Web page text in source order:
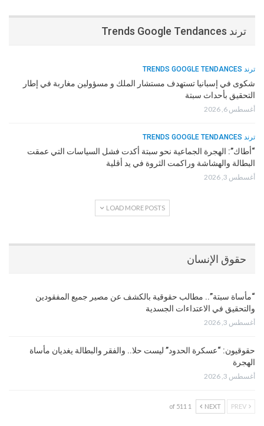
ترند Trends Google Tendances
ترند TRENDS GOOGLE TENDANCES
شكوى في إسبانيا تستهدف مستشار الملك و مسؤولين مغاربة في إطار
التحقيق بأحداث سبتة
أغسطس 6, 2026
ترند TRENDS GOOGLE TENDANCES
“أطاك”: الهجرة الجماعية نحو سبتة أكدت فشل السياسات التي عمقت
البطالة والهشاشة وراكمت الثروة في يد أقلية
أغسطس 3, 2026
LOAD MORE POSTS
حقوق الإنسان
“مأساة سبتة”.. مطالب حقوقية بالكشف عن مصير جميع المفقودين
والتحقيق في الاعتداءات الجسدية
أغسطس 3, 2026
حقوقيون: “عسكرة الحدود” ليست حلا.. والفقر والبطالة يغديان مأساة
الهجرة
أغسطس 3, 2026
NEXT
1 of 511